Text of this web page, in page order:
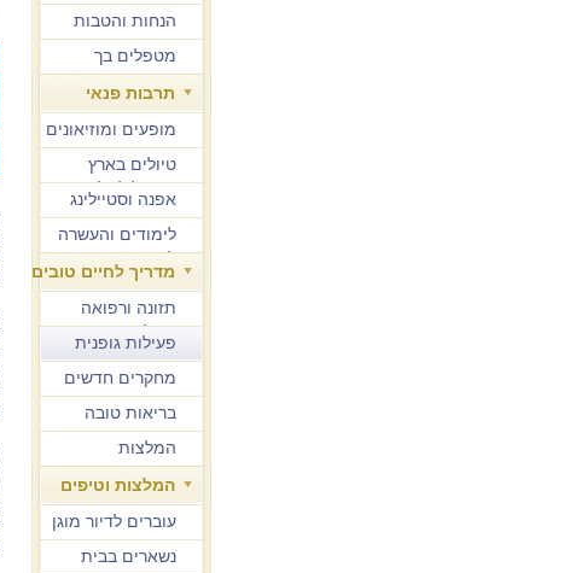
הנחות והטבות
מטפלים בך
תרבות פנאי
מופעים ומוזיאונים
טיולים בארץ
ובחו"ל לגיל הזהב
אפנה וסטיילינג
לימודים והעשרה
למבוגרים
מדריך לחיים טובים
תזונה ורפואה
משלימה
פעילות גופנית
מחקרים חדשים
בריאות טובה
המלצות
המלצות וטיפים
עוברים לדיור מוגן
נשארים בבית